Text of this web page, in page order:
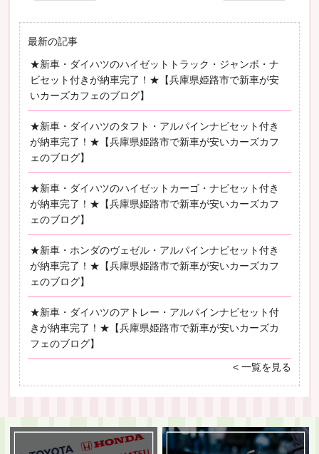
最新の記事
★新車・ダイハツのハイゼットトラック・ジャンボ・ナ
ビセット付きが納車完了！★【兵庫県姫路市で新車が安
いカーズカフェのブログ】
★新車・ダイハツのタフト・アルパインナビセット付き
が納車完了！★【兵庫県姫路市で新車が安いカーズカフ
ェのブログ】
★新車・ダイハツのハイゼットカーゴ・ナビセット付き
が納車完了！★【兵庫県姫路市で新車が安いカーズカフ
ェのブログ】
★新車・ホンダのヴェゼル・アルパインナビセット付き
が納車完了！★【兵庫県姫路市で新車が安いカーズカフ
ェのブログ】
★新車・ダイハツのアトレー・アルパインナビセット付
きが納車完了！★【兵庫県姫路市で新車が安いカーズカ
フェのブログ】
< 一覧を見る